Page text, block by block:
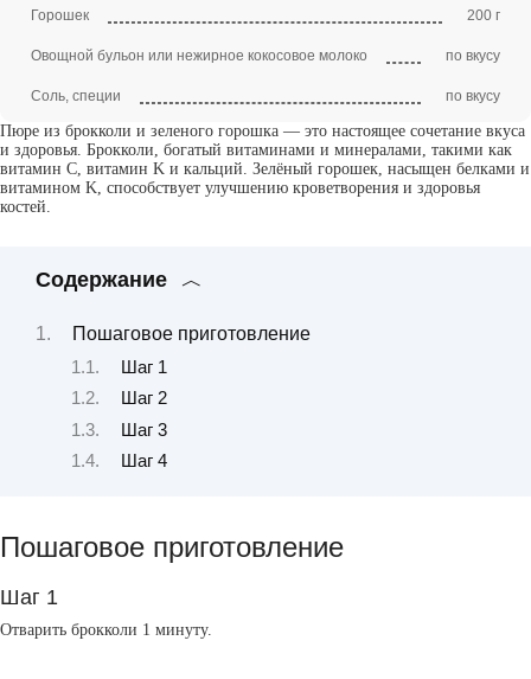
Горошек 200 г
Овощной бульон или нежирное кокосовое молоко по вкусу
Соль, специи по вкусу
Пюре из брокколи и зеленого горошка — это настоящее сочетание вкуса
и здоровья. Брокколи, богатый витаминами и минералами, такими как
витамин C, витамин K и кальций. Зелёный горошек, насыщен белками и
витамином K, способствует улучшению кроветворения и здоровья
костей.
Содержание
Пошаговое приготовление
Шаг 1
Шаг 2
Шаг 3
Шаг 4
Пошаговое приготовление
Шаг 1
Отварить брокколи 1 минуту.